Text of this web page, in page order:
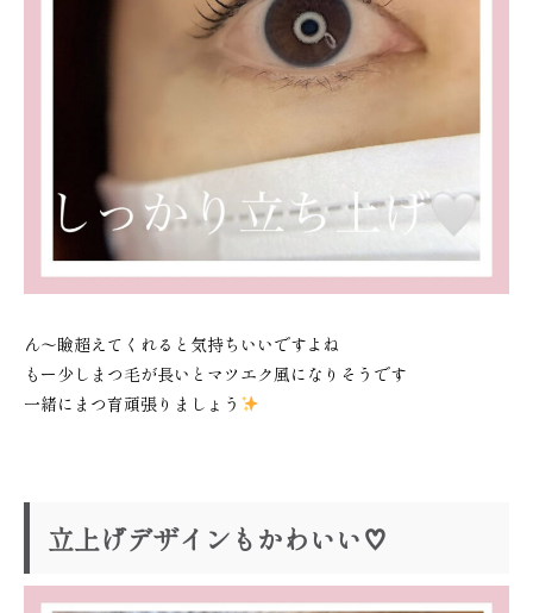
ん〜瞼超えてくれると気持ちいいですよね
もー少しまつ毛が長いとマツエク風になりそうです
一緒にまつ育頑張りましょう
立上げデザインもかわいい♡